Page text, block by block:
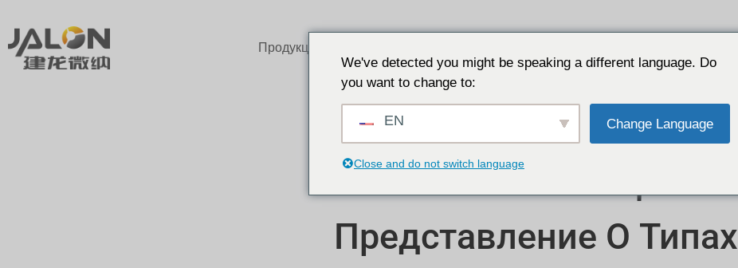
Продукция
Всеобъемлющее
Представление О Типах
We've detected you might be speaking a different language. Do
you want to change to:
EN Change Language
Close and do not switch language